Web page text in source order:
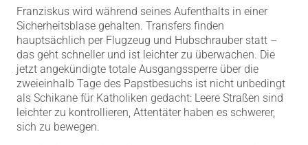
Franziskus wird während seines Aufenthalts in einer
Sicherheitsblase gehalten. Transfers finden
hauptsächlich per Flugzeug und Hubschrauber statt –
das geht schneller und ist leichter zu überwachen. Die
jetzt angekündigte totale Ausgangssperre über die
zweieinhalb Tage des Papstbesuchs ist nicht unbedingt
als Schikane für Katholiken gedacht: Leere Straßen sind
leichter zu kontrollieren, Attentäter haben es schwerer,
sich zu bewegen.